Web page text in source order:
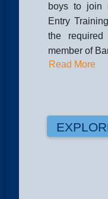
boys to join
Entry
the
member of
Read More